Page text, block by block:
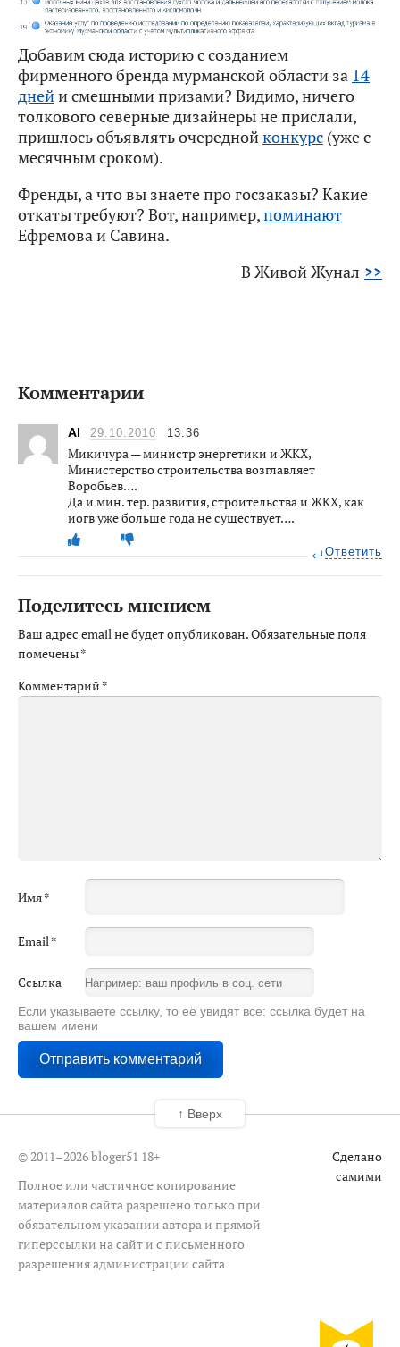
Добавим сюда историю с созданием
фирменного бренда мурманской области за 14
днейи смешными призами? Видимо, ничего
толкового северные дизайнеры не прислали,
пришлось объявлять очереднойконкурс (уже с
месячным сроком).
Френды, а что вы знаете про госзаказы? Какие
откаты требуют? Вот, например,поминают
Ефремова и Савина.
В Живой Жунал >>
Комментарии
Al 29.10.2010 13:36
Микичура — министр энергетики и ЖКХ,
Министерство строительства возглавляет
Воробьев….
Да и мин. тер. развития, строительства и ЖКХ, как
иогв уже больше года не существует….
Ответить
Поделитесь мнением
Ваш адрес email не будет опубликован.Обязательные поля
помечены*
Комментарий *
Имя*
Email*
Ссылка
Если указываете ссылку, то её увидят все: ссылка будет на
вашем имени
© 2011–2026 bloger51 18+
Полное или частичное копирование
материалов сайта разрешено только при
обязательном указании автора и прямой
гиперссылки на сайт и с письменного
разрешения администрации сайта
Сделано
самими
↑ Вверх